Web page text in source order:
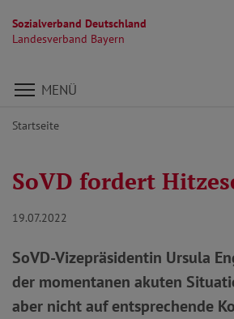
Sozialverband Deutschland
Landesverband Bayern
Direkt zu den Inhalten springen
MENÜ
Startseite
SoVD fordert
19.07.2022
SoVD-Vizepräsidentin Ursula
der momentanen akuten
aber nicht auf entsprechende